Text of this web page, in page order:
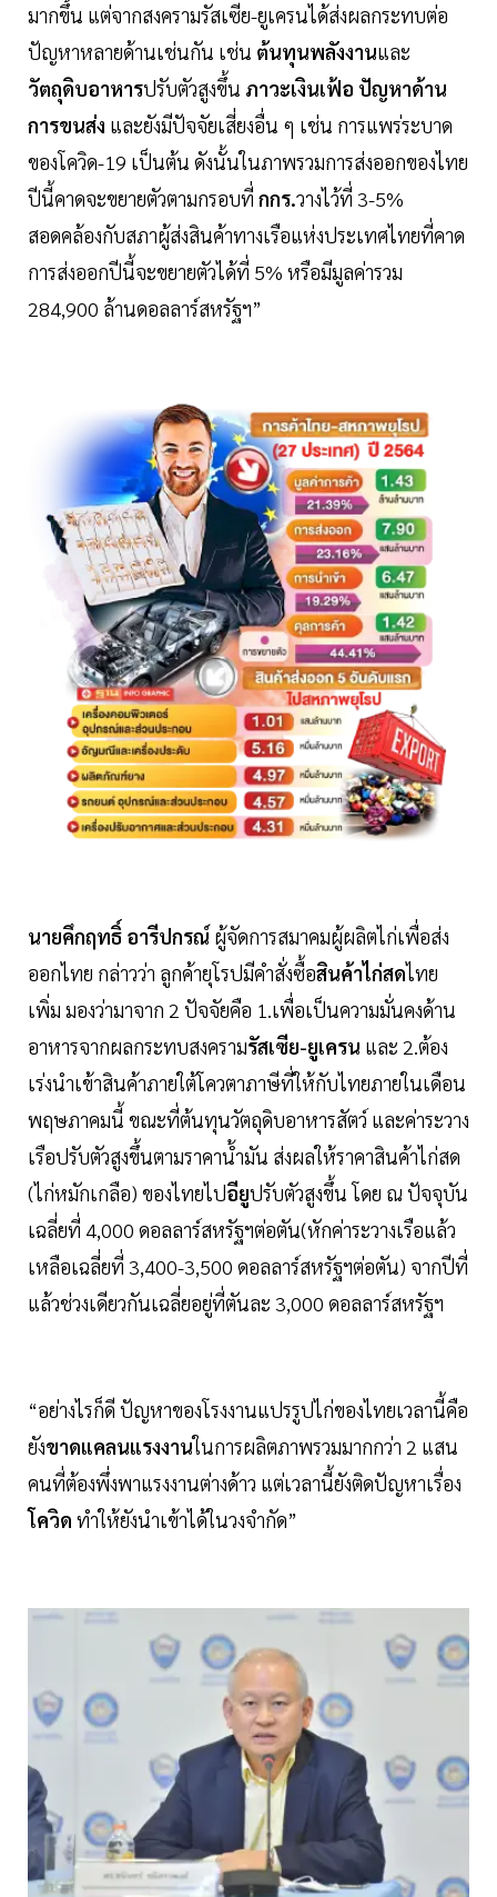
มากขึ้น แต่จากสงครามรัสเซีย-ยูเครนได้ส่งผลกระทบต่อ
ปัญหาหลายด้านเช่นกัน เช่น ต้นทุนพลังงานและ
วัตถุดิบอาหารปรับตัวสูงขึ้น ภาวะเงินเฟ้อ ปัญหาด้าน
การขนส่ง และยังมีปัจจัยเสี่ยงอื่น ๆ เช่น การแพร่ระบาด
ของโควิด-19 เป็นต้น ดังนั้นในภาพรวมการส่งออกของไทย
ปีนี้คาดจะขยายตัวตามกรอบที่ กกร.วางไว้ที่ 3-5%
สอดคล้องกับสภาผู้ส่งสินค้าทางเรือแห่งประเทศไทยที่คาด
การส่งออกปีนี้จะขยายตัวได้ที่ 5% หรือมีมูลค่ารวม
284,900 ล้านดอลลาร์สหรัฐฯ”
นายคึกฤทธิ์ อารีปกรณ์ ผู้จัดการสมาคมผู้ผลิตไก่เพื่อส่ง
ออกไทย กล่าวว่า ลูกค้ายุโรปมีคำสั่งซื้อสินค้าไก่สดไทย
เพิ่ม มองว่ามาจาก 2 ปัจจัยคือ 1.เพื่อเป็นความมั่นคงด้าน
อาหารจากผลกระทบสงครามรัสเซีย-ยูเครน และ 2.ต้อง
เร่งนำเข้าสินค้าภายใต้โควตาภาษีที่ให้กับไทยภายในเดือน
พฤษภาคมนี้ ขณะที่ต้นทุนวัตถุดิบอาหารสัตว์ และค่าระวาง
เรือปรับตัวสูงขึ้นตามราคาน้ำมัน ส่งผลให้ราคาสินค้าไก่สด
(ไก่หมักเกลือ) ของไทยไปอียูปรับตัวสูงขึ้น โดย ณ ปัจจุบัน
เฉลี่ยที่ 4,000 ดอลลาร์สหรัฐฯต่อตัน(หักค่าระวางเรือแล้ว
เหลือเฉลี่ยที่ 3,400-3,500 ดอลลาร์สหรัฐฯต่อตัน) จากปีที่
แล้วช่วงเดียวกันเฉลี่ยอยู่ที่ตันละ 3,000 ดอลลาร์สหรัฐฯ
“อย่างไรก็ดี ปัญหาของโรงงานแปรรูปไก่ของไทยเวลานี้คือ
ยังขาดแคลนแรงงานในการผลิตภาพรวมมากกว่า 2 แสน
คนที่ต้องพึ่งพาแรงงานต่างด้าว แต่เวลานี้ยังติดปัญหาเรื่อง
โควิด ทำให้ยังนำเข้าได้ในวงจำกัด”